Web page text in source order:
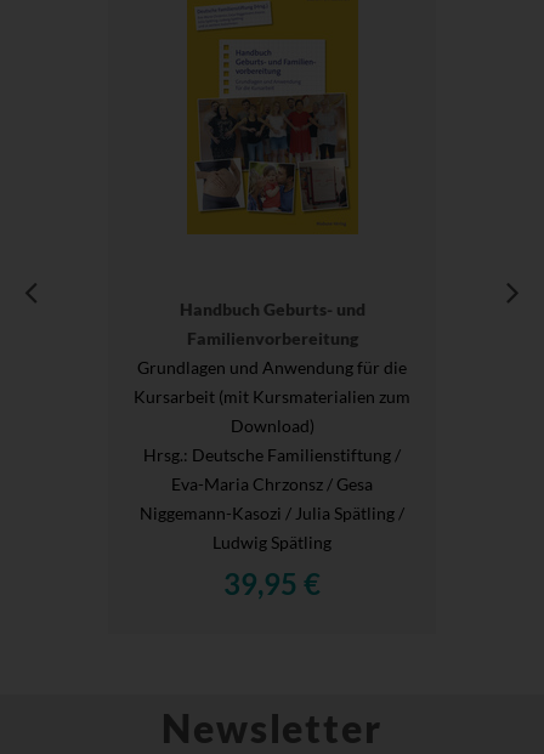
Handbuch Geburts- und
Familienvorbereitung
Grundlagen und Anwendung für die
Kursarbeit (mit Kursmaterialien zum
Download)
Hrsg.: Deutsche Familienstiftung /
Eva-Maria Chrzonsz / Gesa
Niggemann-Kasozi / Julia Spätling /
Ludwig Spätling
39,95 €
Newsletter